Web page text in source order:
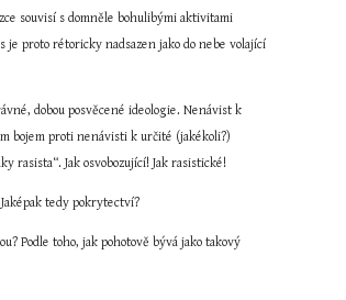
souvisí s domněle bohulibými aktivitami
je proto rétoricky nadsazen jako do nebe volající
dobou posvěcené ideologie. Nenávist k
bojem proti nenávisti k určité (jakékoli?)
rasista“. Jak osvobozující! Jak rasistické!
tedy pokrytectví?
Podle toho, jak pohotově bývá jako takový